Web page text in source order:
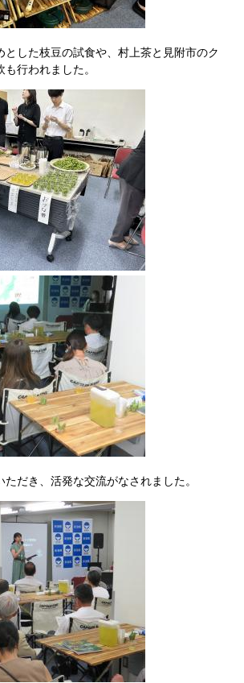
と した枝豆の試食や、村上茶と見附市のク
行われました。
だき、活発な交流がなされました。